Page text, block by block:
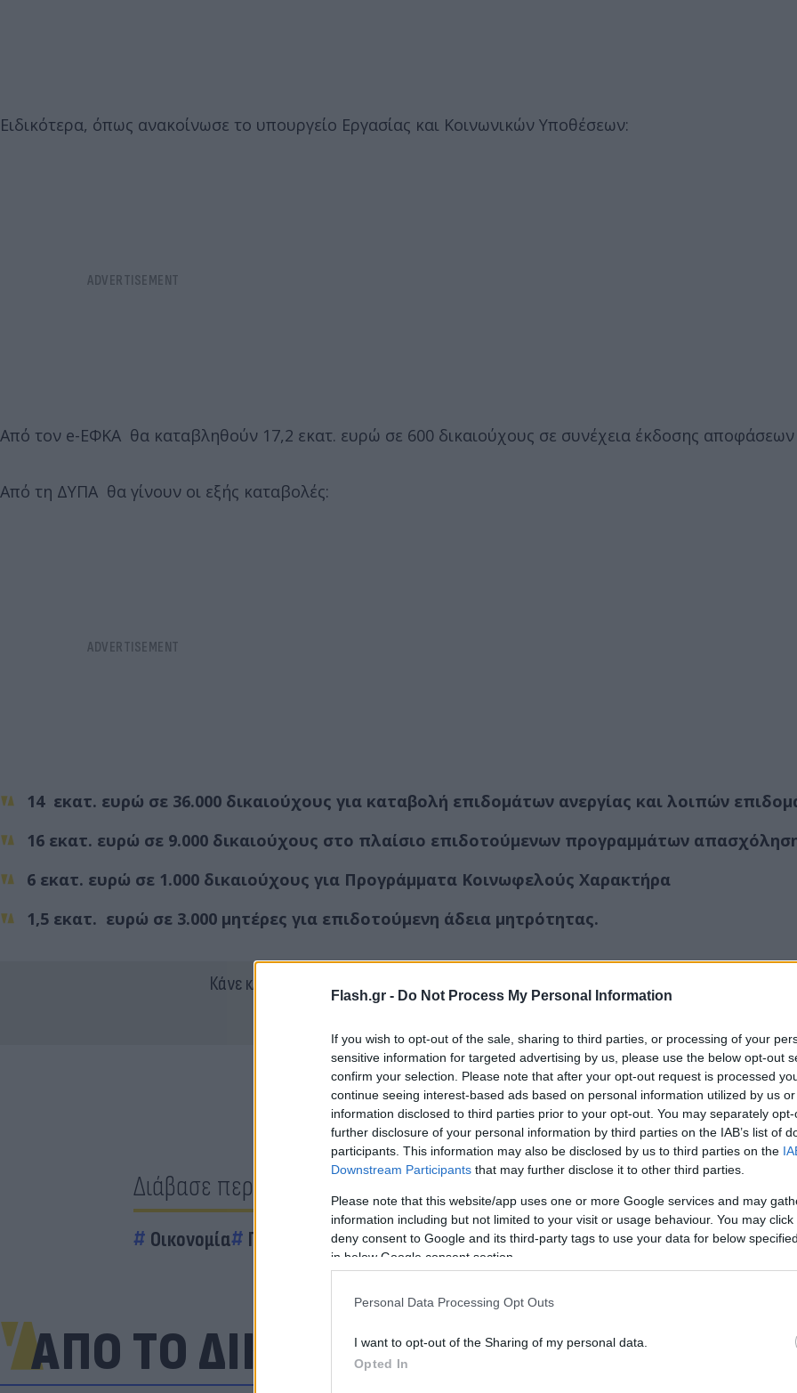
Flash.gr - Do Not Process My Personal Information
If you wish to opt-out of the sale, sharing to third parties, or processing of your
sensitive information for targeted advertising by us, please use the below opt-out
confirm your selection. Please note that after your opt-out request is processed
continue seeing interest-based ads based on personal information utilized by us
information disclosed to third parties prior to your opt-out. You may separately
further disclosure of your personal information by third parties on the IAB’s list of
participants. This information may also be disclosed by us to third parties on the
Downstream Participants that may further disclose it to other third parties.
Please note that this website/app uses one or more Google services and may
information including but not limited to your visit or usage behaviour. You may
deny consent to Google and its third-party tags to use your data for below
in below Google consent section.
Personal Data Processing Opt Outs
I want to opt-out of the Sharing of my personal data.
Opted In
Ειδικότερα, όπως ανακοίνωσε το υπουργείο Εργασίας και Κοινωνικών Υποθέσεων:
Από τον e-ΕΦΚΑ θα καταβληθούν 17,2 εκατ. ευρώ σε 600 δικαιούχους σε συνέχεια έκδοσης αποφάσεων
Από τη ΔΥΠΑ θα γίνουν οι εξής καταβολές:
14 εκατ. ευρώ σε 36.000 δικαιούχους για καταβολή επιδομάτων ανεργίας και λοιπών
16 εκατ. ευρώ σε 9.000 δικαιούχους στο πλαίσιο επιδοτούμενων προγραμμάτων
6 εκατ. ευρώ σε 1.000 δικαιούχους για Προγράμματα Κοινωφελούς Χαρακτήρα
1,5 εκατ. ευρώ σε 3.000 μητέρες για επιδοτούμενη άδεια μητρότητας.
Κάνε κλικ και δες περισσότερο Flash.gr στην αναζήτηση της Google
Διάβασε περισσότερα
Οικονομία Πληρωμές e-ΕΦΚΑ
ΑΠΟ ΤΟ ΔΙΚΤΥΟ